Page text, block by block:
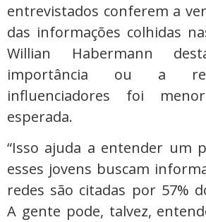
entrevistados conferem a
das informações colhidas
Willian Habermann
importância ou a
influenciadores foi
esperada.
“Isso ajuda a entender um
esses jovens buscam
redes são citadas por 57%
A gente pode, talvez,